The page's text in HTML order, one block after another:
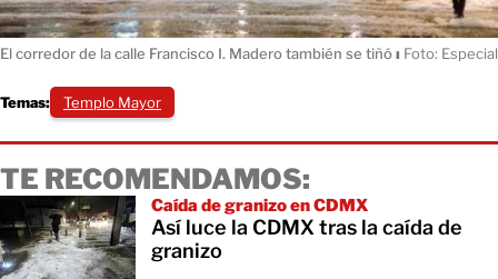
El corredor de la calle Francisco I. Madero también se tiñóı Foto: Especial
Temas: Templo Mayor
TE RECOMENDAMOS:
Caída de granizo en CDMX
Así luce la CDMX tras la caída de
granizo